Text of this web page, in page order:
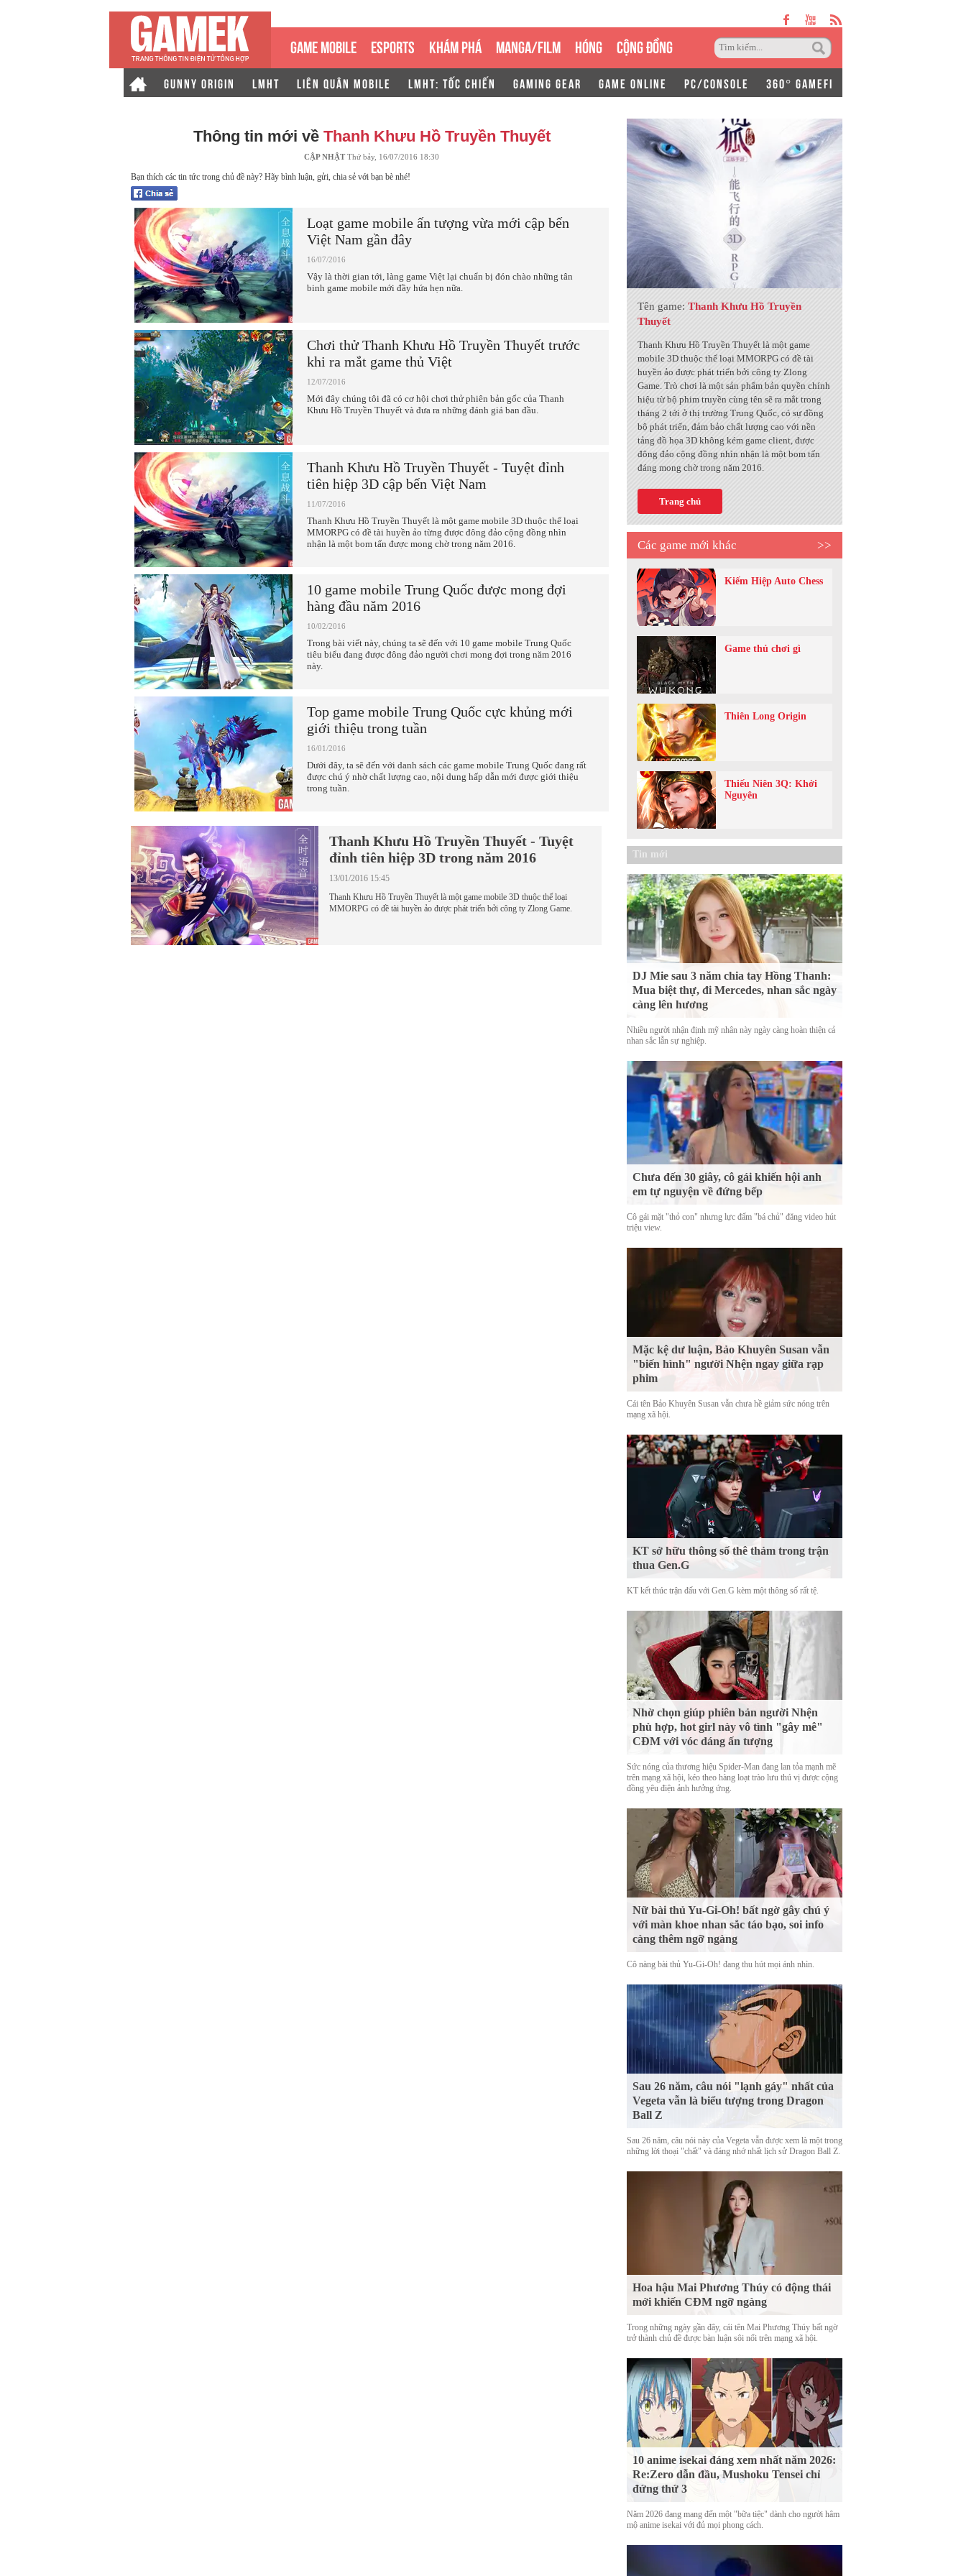
GAME MOBILE ESPORTS KHÁM PHÁ MANGA/FILM HÓNG CỘNG ĐỒNG
GUNNY ORIGIN LMHT LIÊN QUÂN MOBILE LMHT: TỐC CHIẾN GAMING GEAR GAME ONLINE PC/CONSOLE 360° GAMEFI
Thông tin mới về Thanh Khưu Hồ Truyền Thuyết
CẬP NHẬTThứ bảy, 16/07/2016 18:30
Bạn thích các tin tức trong chủ đề này? Hãy bình luận, gửi, chia sẻ với bạn bè nhé!
Loạt game mobile ấn tượng vừa mới cập bến
Việt Nam gần đây
16/07/2016
Vậy là thời gian tới, làng game Việt lại chuẩn bị đón chào những tân
binh game mobile mới đầy hứa hẹn nữa.
Chơi thử Thanh Khưu Hồ Truyền Thuyết trước
khi ra mắt game thủ Việt
12/07/2016
Mới đây chúng tôi đã có cơ hội chơi thử phiên bản gốc của Thanh
Khưu Hồ Truyền Thuyết và đưa ra những đánh giá ban đầu.
Thanh Khưu Hồ Truyền Thuyết - Tuyệt đỉnh
tiên hiệp 3D cập bến Việt Nam
11/07/2016
Thanh Khưu Hồ Truyền Thuyết là một game mobile 3D thuộc thể loại
MMORPG có đề tài huyền ảo từng được đông đảo cộng đồng nhìn
nhận là một bom tấn được mong chờ trong năm 2016.
10 game mobile Trung Quốc được mong đợi
hàng đầu năm 2016
10/02/2016
Trong bài viết này, chúng ta sẽ đến với 10 game mobile Trung Quốc
tiêu biểu đang được đông đảo người chơi mong đợi trong năm 2016
này.
Top game mobile Trung Quốc cực khủng mới
giới thiệu trong tuần
16/01/2016
Dưới đây, ta sẽ đến với danh sách các game mobile Trung Quốc đang rất
được chú ý nhờ chất lượng cao, nội dung hấp dẫn mới được giới thiệu
trong tuần.
Thanh Khưu Hồ Truyền Thuyết - Tuyệt
đỉnh tiên hiệp 3D trong năm 2016
13/01/2016 15:45
Thanh Khưu Hồ Truyền Thuyết là một game mobile 3D thuộc thể loại
MMORPG có đề tài huyền ảo được phát triển bởi công ty Zlong Game.
Tên game: Thanh Khưu Hồ Truyền
Thuyết
Thanh Khưu Hồ Truyền Thuyết là một game
mobile 3D thuộc thể loại MMORPG có đề tài
huyền ảo được phát triển bởi công ty Zlong
Game. Trò chơi là một sản phẩm bản quyền chính
hiệu từ bộ phim truyền cùng tên sẽ ra mắt trong
tháng 2 tới ở thị trường Trung Quốc, có sự đồng
bộ phát triển, đảm bảo chất lượng cao với nền
tảng đồ họa 3D không kém game client, được
đông đảo cộng đồng nhìn nhận là một bom tấn
đáng mong chờ trong năm 2016.
Trang chủ
Các game mới khác >>
Kiếm Hiệp Auto Chess
Game thủ chơi gì
Thiên Long Origin
Thiếu Niên 3Q: Khởi
Nguyên
Tin mới
DJ Mie sau 3 năm chia tay Hồng Thanh:
Mua biệt thự, đi Mercedes, nhan sắc ngày
càng lên hương
Nhiều người nhận định mỹ nhân này ngày càng hoàn thiện cả
nhan sắc lẫn sự nghiệp.
Chưa đến 30 giây, cô gái khiến hội anh
em tự nguyện về đứng bếp
Cô gái mặt "thỏ con" nhưng lực đấm "bá chủ" đăng video hút
triệu view.
Mặc kệ dư luận, Bảo Khuyên Susan vẫn
"biến hình" người Nhện ngay giữa rạp
phim
Cái tên Bảo Khuyên Susan vẫn chưa hề giảm sức nóng trên
mạng xã hội.
KT sở hữu thông số thê thảm trong trận
thua Gen.G
KT kết thúc trận đấu với Gen.G kèm một thông số rất tệ.
Nhờ chọn giúp phiên bản người Nhện
phù hợp, hot girl này vô tình "gây mê"
CĐM với vóc dáng ấn tượng
Sức nóng của thương hiệu Spider-Man đang lan tỏa mạnh mẽ
trên mạng xã hội, kéo theo hàng loạt trào lưu thú vị được cộng
đồng yêu điện ảnh hưởng ứng.
Nữ bài thủ Yu-Gi-Oh! bất ngờ gây chú ý
với màn khoe nhan sắc táo bạo, soi info
càng thêm ngỡ ngàng
Cô nàng bài thủ Yu-Gi-Oh! đang thu hút mọi ánh nhìn.
Sau 26 năm, câu nói "lạnh gáy" nhất của
Vegeta vẫn là biểu tượng trong Dragon
Ball Z
Sau 26 năm, câu nói này của Vegeta vẫn được xem là một trong
những lời thoại "chất" và đáng nhớ nhất lịch sử Dragon Ball Z.
Hoa hậu Mai Phương Thúy có động thái
mới khiến CĐM ngỡ ngàng
Trong những ngày gần đây, cái tên Mai Phương Thúy bất ngờ
trở thành chủ đề được bàn luận sôi nổi trên mạng xã hội.
10 anime isekai đáng xem nhất năm 2026:
Re:Zero dẫn đầu, Mushoku Tensei chỉ
đứng thứ 3
Năm 2026 đang mang đến một "bữa tiệc" dành cho người hâm
mộ anime isekai với đủ mọi phong cách.